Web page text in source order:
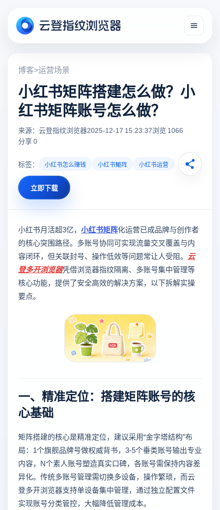
博客>运营场景
小红书矩阵搭建怎么做？小
红书矩阵账号怎么做？
来源：云登指纹浏览器2025-12-17 15:23:37浏览 1066
分享 0
标签： 小红书怎么赚钱 小红书矩阵 小红书运营
立即下载
小红书月活超3亿， 小红书矩阵化运营已成品牌与创作者
的核心突围路径。多账号协同可实现流量交叉覆盖与内
容闭环，但关联封号、操作低效等问题常让人受阻。 云
登多开浏览器凭借浏览器指纹隔离、多账号集中管理等
核心功能，提供了安全高效的解决方案，以下拆解实操
要点。
一、精准定位：搭建矩阵账号的核
心基础
矩阵搭建的核心是精准定位，建议采用“金字塔结构”布
局：1个旗舰品牌号做权威背书，3-5个垂类账号输出专业
内容，N个素人账号塑造真实口碑，各账号需保持内容差
异化。传统多账号管理需切换多设备，操作繁琐，而云
登多开浏览器支持单设备集中管理，通过独立配置文件
实现账号分类管控，大幅降低管理成本。